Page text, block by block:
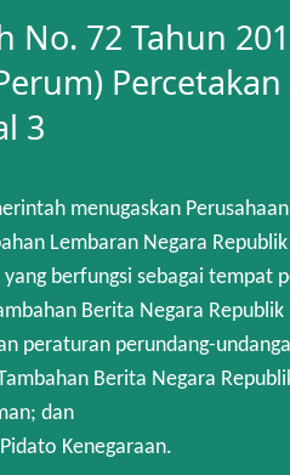
No. 72 Tahun
3
menugaskan
Lembaran Negara
berfungsi sebagai tempat
Berita Negara
peraturan perundang-
Berita Negara
dan
Kenegaraan.